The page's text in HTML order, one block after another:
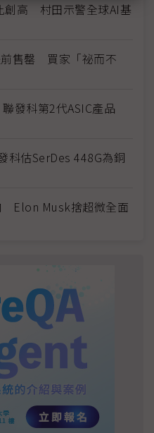
創高 村田示警全球AI基
售罄 買家「祕而不
發科第2代ASIC產品
估SerDes 448G為銅
Elon Musk捨超微全面